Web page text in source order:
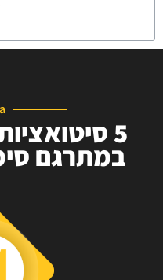
5
במתרגם